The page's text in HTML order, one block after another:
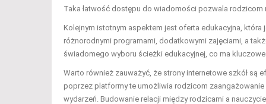
Taka łatwość dostępu do wiadomości pozwala
Kolejnym istotnym aspektem jest oferta edukacyjna,
różnorodnymi programami, dodatkowymi zajęciami, a
świadomego wyboru ścieżki edukacyjnej, co ma
Warto również zauważyć, że strony internetowe szkół
poprzez platformy te umożliwia rodzicom zaangażowanie
wydarzeń. Budowanie relacji między rodzicami a